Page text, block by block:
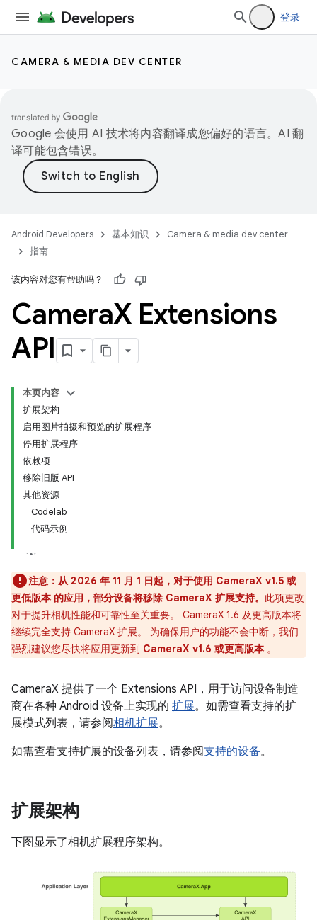
登录
CAMERA & MEDIA DEV CENTER
Google 会使用 AI 技术将内容翻译成您偏好的语言。AI 翻
译可能包含错误。
Android Developers 基本知识
Camera & media dev center
指南
该内容对您有帮助吗？
CameraX Extensions
API
本页内容
扩展架构
启用图片拍摄和预览的扩展程序
停用扩展程序
依赖项
移除旧版 API
其他资源
Codelab
代码示例
注意：从 2026 年 11 月 1 日起，对于使用 CameraX v1.5 或
更低版本 的应用，部分设备将移除 CameraX 扩展支持。 此项更改
对于提升相机性能和可靠性至关重要。 CameraX 1.6 及更高版本将
继续完全支持 CameraX 扩展。 为确保用户的功能不会中断，我们
强烈建议您尽快将应用更新到 CameraX v1.6 或更高版本 。
CameraX 提供了一个 Extensions API，用于访问设备制造
商在各种 Android 设备上实现的 扩展。如需查看支持的扩
展模式列表，请参阅相机扩展。
如需查看支持扩展的设备列表，请参阅支持的设备。
扩展架构
下图显示了相机扩展程序架构。